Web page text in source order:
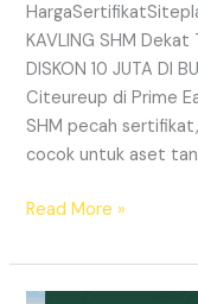
KAVLING SHM
DISKON 10 JUTA DI
Citeureup di Prime
SHM pecah
cocok untuk aset
Read More »